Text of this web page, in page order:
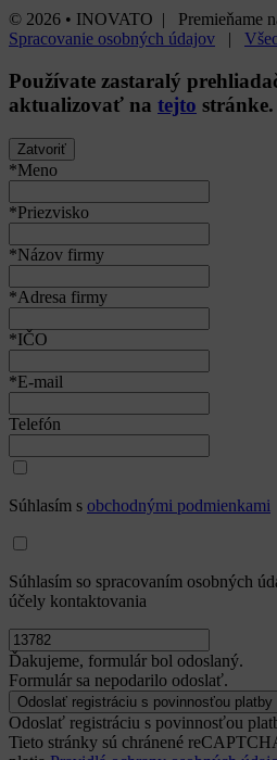
© 2026 • INOVATO | Premieňame
Spracovanie osobných údajov |
Používate zastaralý
aktualizovať na tejto stránke.
Zatvoriť
*Meno
*Priezvisko
*Názov firmy
*Adresa firmy
*IČO
*E-mail
Telefón
Súhlasím s obchodnými podmienkami
Súhlasím so spracovaním osobných
účely kontaktovania
Ďakujeme, formulár bol odoslaný.
Formulár sa nepodarilo odoslať.
Odoslať registráciu s povinnosťou
Tieto stránky sú chránené